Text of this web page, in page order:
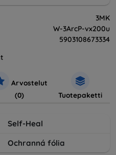
3MK
W-3ArcP-vx200u
5903108673334
Arvostelut
(0)
Tuotepaketti
Self-Heal
Ochranná fólia